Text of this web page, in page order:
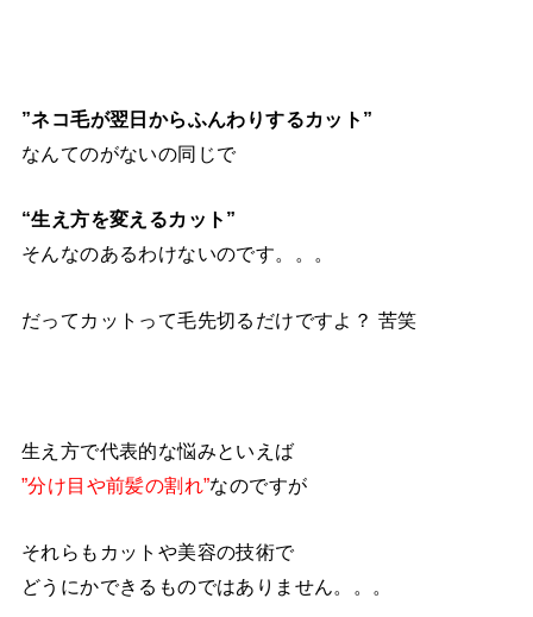
”ネコ毛が翌日からふんわりするカット”
なんてのがないの同じで
“生え方を変えるカット”
そんなのあるわけないのです。。。
だってカットって毛先切るだけですよ？ 苦笑
生え方で代表的な悩みといえば
”分け目や前髪の割れ”なのですが
それらもカットや美容の技術で
どうにかできるものではありません。。。